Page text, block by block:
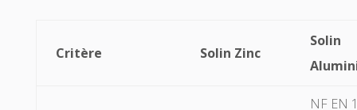
Critère Solin Zinc
Solin
NF EN